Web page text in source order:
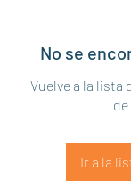
No se
Vuelve a la lista
Ir a la